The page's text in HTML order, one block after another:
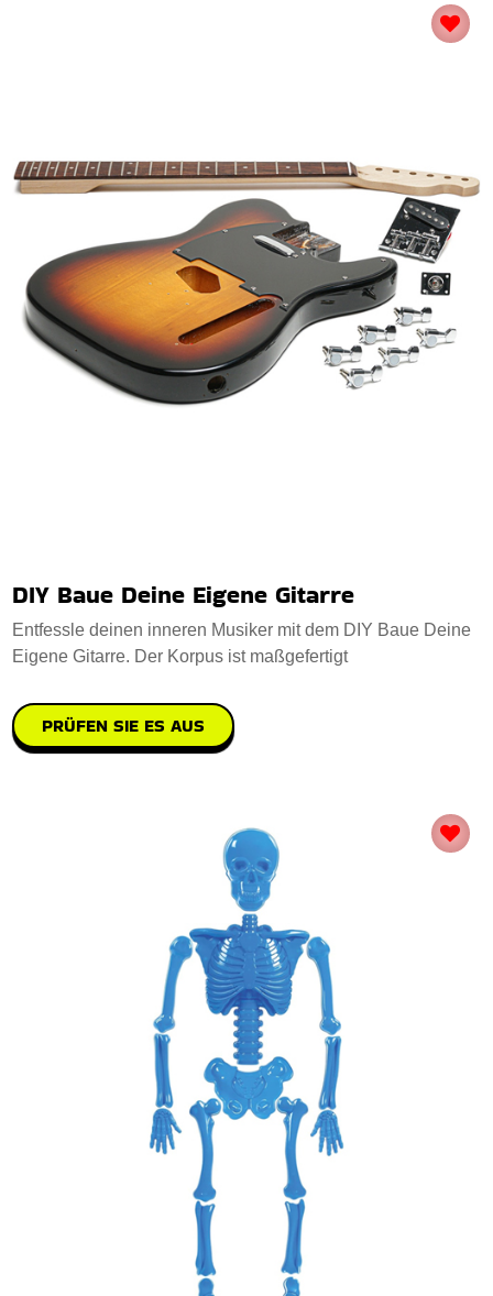
DIY Baue Deine Eigene Gitarre
Entfessle deinen inneren Musiker mit dem DIY Baue Deine
Eigene Gitarre. Der Korpus ist maßgefertigt
PRÜFEN SIE ES AUS